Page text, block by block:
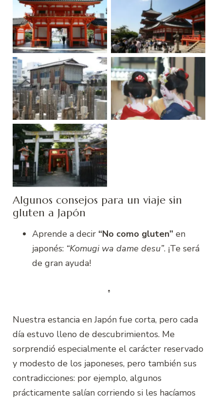
Enryaku-ji, Kioto Kioto
Kioto, Chion-in
Sanmon
Geishas
Kioto
Algunos consejos para un viaje sin
gluten a Japón
Aprende a decir “No como gluten” en
japonés: “Komugi wa dame desu”. ¡Te será
de gran ayuda!
Nuestra estancia en Japón fue corta, pero cada
día estuvo lleno de descubrimientos. Me
sorprendió especialmente el carácter reservado
y modesto de los japoneses, pero también sus
contradicciones: por ejemplo, algunos
prácticamente salían corriendo si les hacíamos